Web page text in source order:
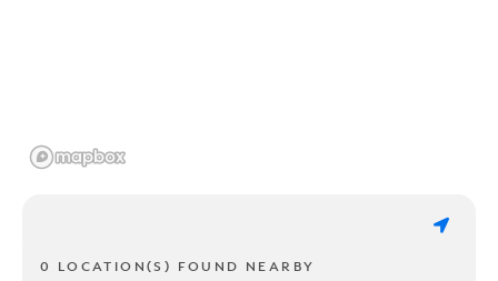
0 LOCATION(S) FOUND NEARBY